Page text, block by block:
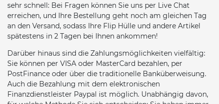
sehr schnell: Bei Fragen können Sie uns per Live Chat
erreichen, und Ihre Bestellung geht noch am gleichen Tag
an den Versand, sodass Ihre Flip Hülle und andere Artikel
spätestens in 2 Tagen bei Ihnen ankommen!
Darüber hinaus sind die Zahlungsmöglichkeiten vielfältig:
Sie können per VISA oder MasterCard bezahlen, per
PostFinance oder über die traditionelle Banküberweisung.
Auch die Bezahlung mit dem elektronischen
Finanzdienstleister Paypal ist möglich. Unabhängig davon,